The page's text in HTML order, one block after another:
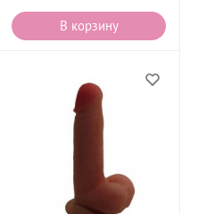
В корзину